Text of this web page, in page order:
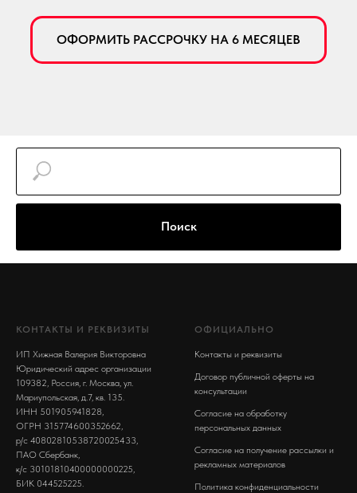
ОФОРМИТЬ РАССРОЧКУ НА 6 МЕСЯЦЕВ
Поиск
КОНТАКТЫ И РЕКВИЗИТЫ
ИП Хижная Валерия Викторовна
Юридический адрес организации
109382, Россия, г. Москва, ул.
Мариупольская, д.7, кв. 135.
ИНН 501905941828,
ОГРН 315774600352662,
р/с 40802810538720025433,
ПАО Сбербанк,
к/с 30101810400000000225,
БИК 044525225.
ОФИЦИАЛЬНО
Контакты и реквизиты
Договор публичной оферты на
консультации
Согласие на обработку
персональных данных
Согласие на получение рассылки и
рекламных материалов
Политика конфиденциальности